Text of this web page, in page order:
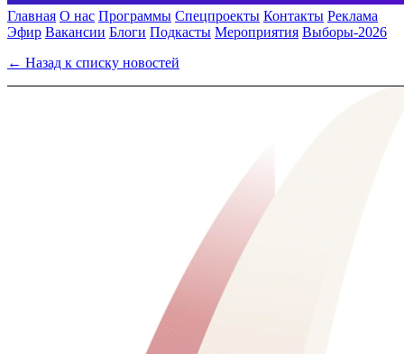
Главная О нас Программы Спецпроекты Контакты Реклама
Эфир Вакансии Блоги Подкасты Мероприятия Выборы-2026
← Назад к списку новостей